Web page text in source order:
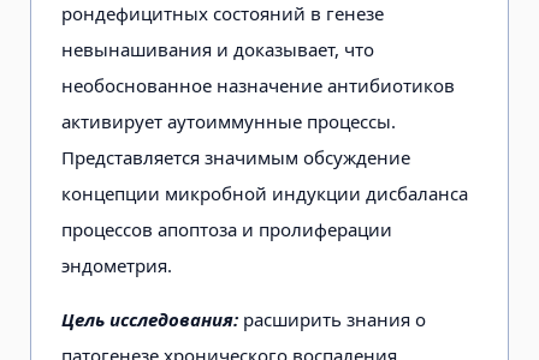
рондефицитных состояний в генезе
невынашивания и доказывает, что
необоснованное назначение антибиотиков
активирует аутоиммунные процессы.
Представляется значимым обсуждение
концепции микробной индукции дисбаланса
процессов апоптоза и пролиферации
эндометрия.
Цель исследования: расширить знания о
патогенезе хронического воспаления